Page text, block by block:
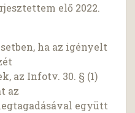
elő 2022.
ha az igényelt
az Infotv. 30. § (1)
az
együtt